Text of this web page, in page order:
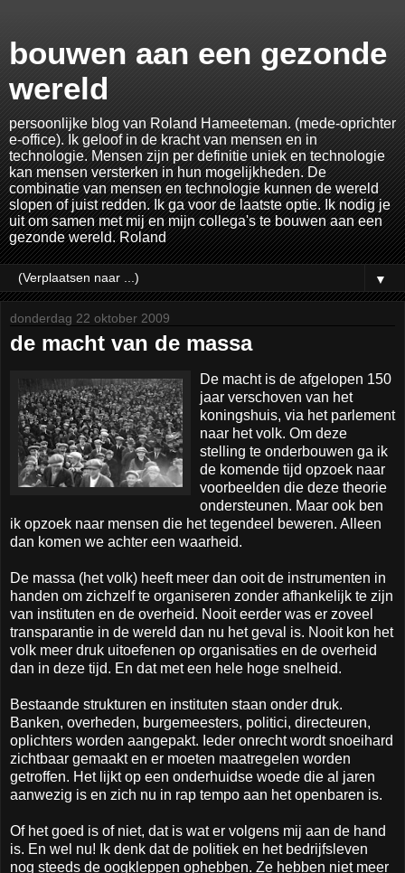
bouwen aan een gezonde
wereld
persoonlijke blog van Roland Hameeteman. (mede-oprichter
e-office). Ik geloof in de kracht van mensen en in
technologie. Mensen zijn per definitie uniek en technologie
kan mensen versterken in hun mogelijkheden. De
combinatie van mensen en technologie kunnen de wereld
slopen of juist redden. Ik ga voor de laatste optie. Ik nodig je
uit om samen met mij en mijn collega's te bouwen aan een
gezonde wereld. Roland
▼
donderdag 22 oktober 2009
de macht van de massa
De macht is de afgelopen 150
jaar verschoven van het
koningshuis, via het parlement
naar het volk. Om deze
stelling te onderbouwen ga ik
de komende tijd opzoek naar
voorbeelden die deze theorie
ondersteunen. Maar ook ben
ik opzoek naar mensen die het tegendeel beweren. Alleen
dan komen we achter een waarheid.
De massa (het volk) heeft meer dan ooit de instrumenten in
handen om zichzelf te organiseren zonder afhankelijk te zijn
van instituten en de overheid. Nooit eerder was er zoveel
transparantie in de wereld dan nu het geval is. Nooit kon het
volk meer druk uitoefenen op organisaties en de overheid
dan in deze tijd. En dat met een hele hoge snelheid.
Bestaande strukturen en instituten staan onder druk.
Banken, overheden, burgemeesters, politici, directeuren,
oplichters worden aangepakt. Ieder onrecht wordt snoeihard
zichtbaar gemaakt en er moeten maatregelen worden
getroffen. Het lijkt op een onderhuidse woede die al jaren
aanwezig is en zich nu in rap tempo aan het openbaren is.
Of het goed is of niet, dat is wat er volgens mij aan de hand
is. En wel nu! Ik denk dat de politiek en het bedrijfsleven
nog steeds de oogkleppen ophebben. Ze hebben niet meer